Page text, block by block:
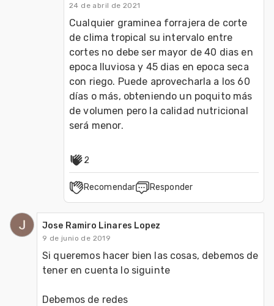
24 de abril de 2021
Cualquier graminea forrajera de corte
de clima tropical su intervalo entre
cortes no debe ser mayor de 40 dias en
epoca lluviosa y 45 dias en epoca seca
con riego. Puede aprovecharla a los 60
días o más, obteniendo un poquito más
de volumen pero la calidad nutricional
será menor.
2
Recomendar Responder
Jose Ramiro Linares Lopez
9 de junio de 2019
Si queremos hacer bien las cosas, debemos de
tener en cuenta lo siguinte
Debemos de redes